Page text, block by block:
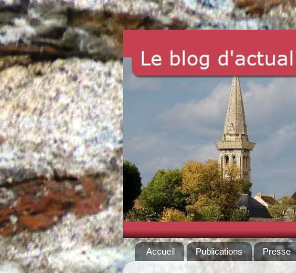
Accueil Publications Presse